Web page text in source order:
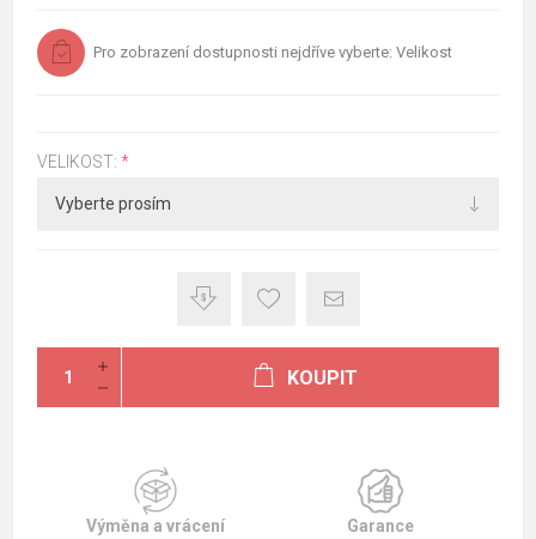
Pro zobrazení dostupnosti nejdříve vyberte: Velikost
VELIKOST: *
KOUPIT
Výměna a vrácení
Garance